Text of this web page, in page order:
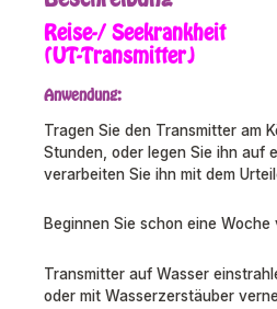
Reise-/ Seekrankheit
(UT-Transmitter)
Anwendung:
Tragen Sie den Transmitter am
Stunden, oder legen Sie ihn auf
verarbeiten Sie ihn mit dem
Beginnen Sie schon eine Woche
Transmitter auf Wasser
oder mit Wasserzerstäuber